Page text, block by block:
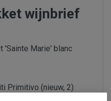
wijnbrief
'Sainte Marie' blanc
Primitivo (nieuw, 2)